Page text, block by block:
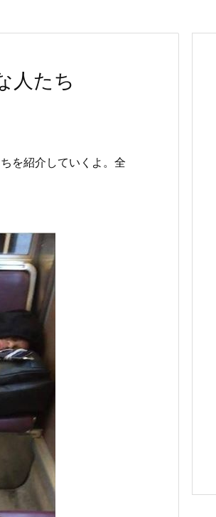
人たち
を紹介していくよ。全